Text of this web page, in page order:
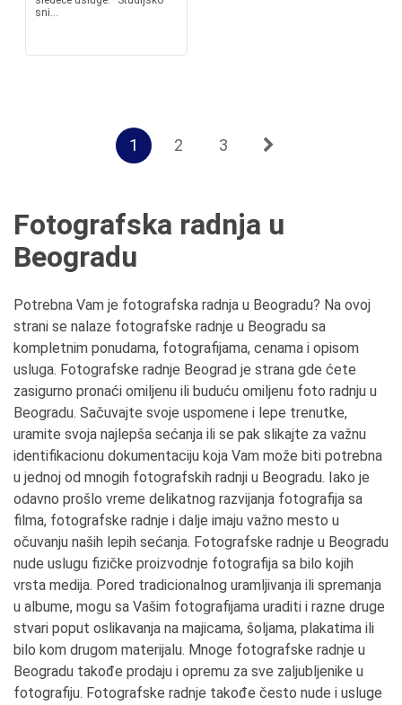
sni...
1 2 3
Fotografska radnja u
Beogradu
Potrebna Vam je fotografska radnja u Beogradu? Na ovoj
strani se nalaze fotografske radnje u Beogradu sa
kompletnim ponudama, fotografijama, cenama i opisom
usluga. Fotografske radnje Beograd je strana gde ćete
zasigurno pronaći omiljenu ili buduću omiljenu foto radnju u
Beogradu. Sačuvajte svoje uspomene i lepe trenutke,
uramite svoja najlepša sećanja ili se pak slikajte za važnu
identifikacionu dokumentaciju koja Vam može biti potrebna
u jednoj od mnogih fotografskih radnji u Beogradu. Iako je
odavno prošlo vreme delikatnog razvijanja fotografija sa
filma, fotografske radnje i dalje imaju važno mesto u
očuvanju naših lepih sećanja. Fotografske radnje u Beogradu
nude uslugu fizičke proizvodnje fotografija sa bilo kojih
vrsta medija. Pored tradicionalnog uramljivanja ili spremanja
u albume, mogu sa Vašim fotografijama uraditi i razne druge
stvari poput oslikavanja na majicama, šoljama, plakatima ili
bilo kom drugom materijalu. Mnoge fotografske radnje u
Beogradu takođe prodaju i opremu za sve zaljubljenike u
fotografiju. Fotografske radnje takođe često nude i usluge